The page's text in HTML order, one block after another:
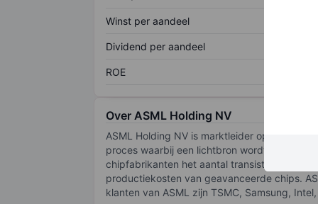
Winst per aandeel
Dividend per aandeel
ROE
Over ASML Holding NV
ASML Holding NV is marktleider op het
proces waarbij een lichtbron wordt gebruikt
chipfabrikanten het aantal transistors op
productiekosten van geavanceerde chips.
klanten van ASML zijn TSMC, Samsung,